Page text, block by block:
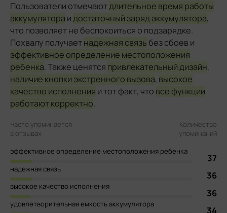
Пользователи отмечаютдлительное время работы
аккумулятора идостаточный заряд аккумулятора,
что позволяет не беспокоиться о подзарядке.
Похвалу получаетнадежная связь без сбоев и
эффективное определение местоположения
ребенка. Также ценятся привлекательный дизайн,
наличие кнопки экстренного вызова, высокое
качество исполнения и тот факт, что все функции
работают корректно.
Часто упоминается
в отзывах
Количество
упоминаний
эффективное определение местоположения ребенка
37
надежная связь
36
высокое качество исполнения
36
удовлетворительная емкость аккумулятора
34